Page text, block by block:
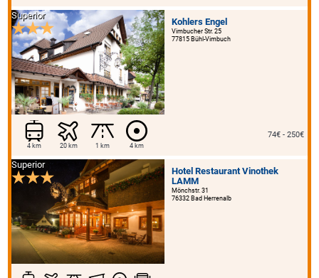
Kohlers Engel
Vimbucher Str. 25
77815 Bühl-Vimbuch
Superior
4 km 20 km 1 km 4 km
74€ - 250€
Hotel Restaurant Vinothek
LAMM
Mönchstr. 31
76332 Bad Herrenalb
Superior